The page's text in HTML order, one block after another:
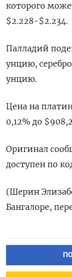
которого
$2.228-$2.234.
Палладий
унцию,
унцию.
Цена на
0,12% до
Оригинал
доступен по
(Шерин
Бангалоре,